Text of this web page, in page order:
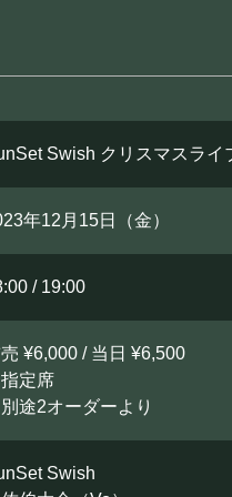
ーポリシー
Swish クリスマスライ
年12月15日（金）
/ 19:00
¥6,000 / 当日 ¥6,500
定席
途2オーダーより
Swish